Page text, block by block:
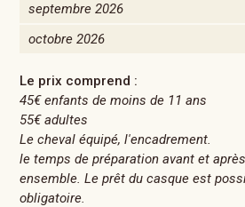
septembre 2026
octobre 2026
Le prix comprend :
45€ enfants de moins de 11 ans
55€ adultes
Le cheval équipé, l'encadrement.
le temps de préparation avant et
ensemble. Le prêt du casque est
obligatoire.